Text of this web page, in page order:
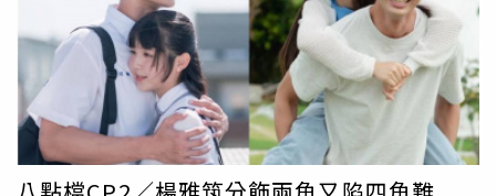
了！」面對終極二選一，也就是要從身邊俏皮可愛的王上菲
與氣質甜心林芷芸中做選擇時，朱宇謀則完美展現絕不得罪
人的高EQ：「當女朋友的話是林芷芸，結婚的話選王上
菲！」私下是標準貓奴的朱宇謀要應付的，表示貓的個性就
像女生般難取悅，長時間外出拍戲，無法陪伴的時候，牠們
就會用行動表示抗議：「有次去了差不多一個月，然後我一
回家，就看到我的貓用一個哀怨的眼神看我…。」而其中一